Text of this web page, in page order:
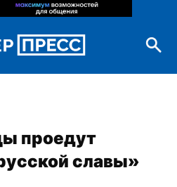
проедут
славы»